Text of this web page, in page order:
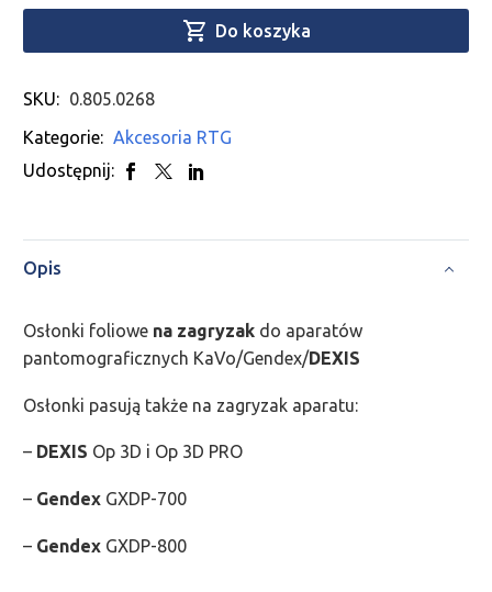
 Do koszyka
SKU: 0.805.0268
Kategorie: Akcesoria RTG
Udostępnij:
Opis
Osłonki foliowe na zagryzak do aparatów
pantomograficznych KaVo/Gendex/DEXIS
Osłonki pasują także na zagryzak aparatu:
– DEXIS Op 3D i Op 3D PRO
– Gendex GXDP-700
– Gendex GXDP-800